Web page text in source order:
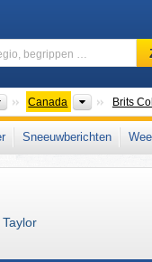
…
Continenten
Canada Landen
Brits
, Canadian Rockies West-
Sneeuwberichten